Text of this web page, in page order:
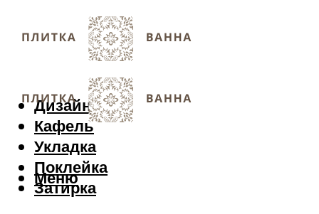
Дизайн
Кафель
Укладка
Поклейка
Затирка
Меню